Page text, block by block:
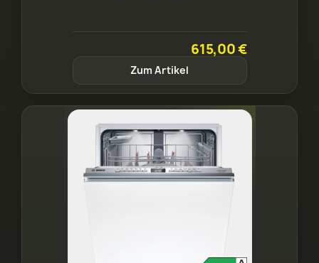
615,00 €
Zum Artikel